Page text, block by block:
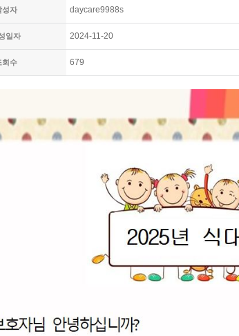
성자 daycare9988s
일자 2024-11-20
회수 679